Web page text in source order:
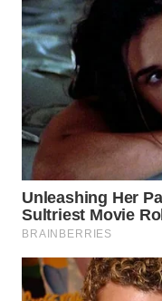
TENGAH
WN DELI
SERDANG
WN
TEBING
WN
PAKPAK
WN
KARAWANG